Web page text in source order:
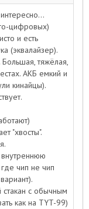
цифровых)
и есть
(эквалайзер).
тяжёлая,
АКБ емкий и
кинайцы).
"хвосты".
чип не чип
с обычным
как на TYT-99)